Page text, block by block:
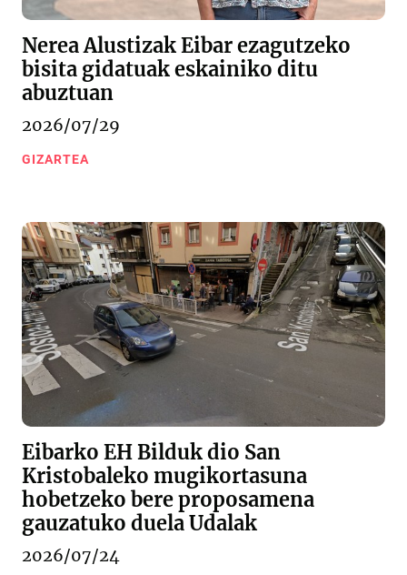
Nerea Alustizak Eibar ezagutzeko
bisita gidatuak eskainiko ditu
abuztuan
2026/07/29
GIZARTEA
Eibarko EH Bilduk dio San
Kristobaleko mugikortasuna
hobetzeko bere proposamena
gauzatuko duela Udalak
2026/07/24